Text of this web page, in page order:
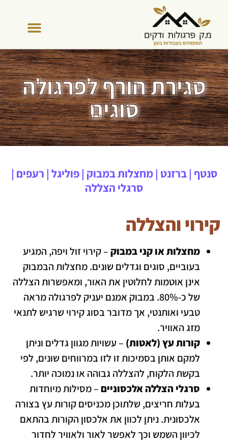
סגירת חורף לפרגולה
סוגים
סנטף | ברזנט | מחצלות במבוק | פוליגל | רעפים |
סרגלי הצללה
קירוי והצללה
מחצלות או קני במבוק– קירוי זול ויפה, המגיע
בעוביים, סוגים וגדלים שונים. מחצלות הבמבוק
אינן אוטמות לחלוטין את האור, ומאפשרות הצללה
של כ-80%. במבוק אמנם יעניק לפרגולה מראה
טבעי ואותנטי, אך מדובר בסוג קירוי שרגיש לתנאי
מזג האוויר.
קורות עץ (לאטות) – עשויות מגוון גדלים וניתן
למקם אותן בסמיכות זו לזו במרווחים שונים, לפי
בקשת הלקוח, להצללה גבוהה או נמוכה יותר.
סרגלי הצללה אלכסוניים– מסילות מיוחדות
בעלות חריצים, שלתוכן מכניסים קורות עץ בצורה
אלכסונית. ניתן לכוון את אלכסון הקורות בהתאם
לכיוון השמש וכך לאפשר לאור ולאוויר לחדור